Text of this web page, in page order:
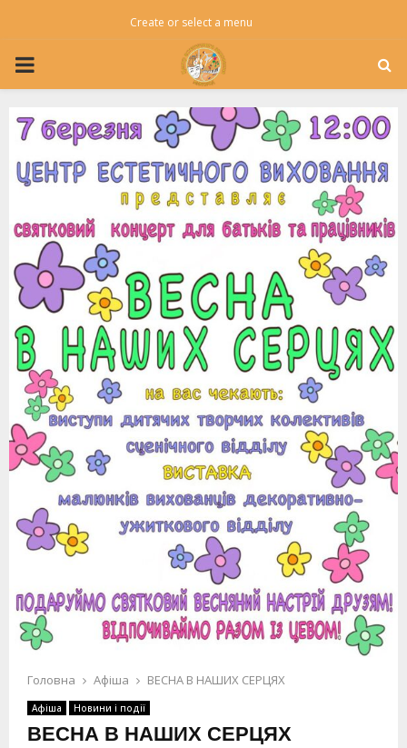
Create or select a menu
PRIMARY
MENU
Головна Афіша ВЕСНА В НАШИХ СЕРЦЯХ
Афіша Новини і події
ВЕСНА В НАШИХ СЕРЦЯХ